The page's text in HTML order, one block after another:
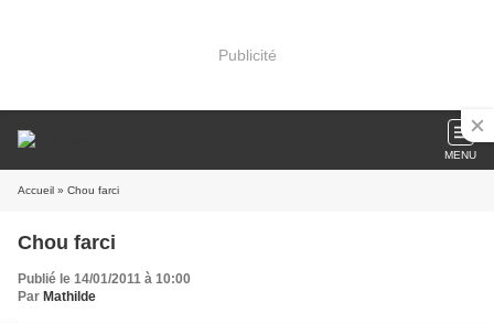
Publicité
MENU
Accueil » Chou farci
Chou farci
Publié le 14/01/2011 à 10:00
Par Mathilde